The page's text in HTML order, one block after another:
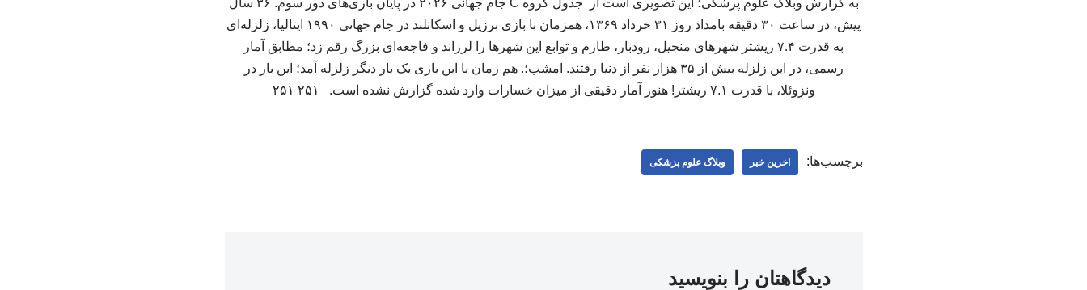
به گزارش وبلاگ علوم پزشکی؛ این تصویری است از جدول گروه C جام جهانی ٢٠٢۶ در پایان بازی‌های دور سوم. ۳۶ سال
پیش، در ساعت ۳۰ دقیقه بامداد روز ۳۱ خرداد ۱۳۶۹، همزمان با بازی برزیل و اسکاتلند در جام جهانی ۱۹۹۰ ایتالیا، زلزله‌ای
به قدرت ۷.۴ ریشتر شهرهای منجیل، رودبار، طارم و توابع این شهرها را لرزاند و فاجعه‌ای بزرگ رقم زد؛ مطابق آمار
رسمی، در این زلزله بیش از ۳۵ هزار نفر از دنیا رفتند. امشب؛. هم زمان با این بازی یک بار دیگر زلزله آمد؛ این بار در
ونزوئلا، با قدرت ۷.۱ ریشتر! هنوز آمار دقیقی از میزان خسارات وارد شده گزارش نشده است. ۲۵۱ ۲۵۱
برچسب‌ها: اخرین خبر وبلاگ علوم پزشکی
دیدگاهتان را بنویسید